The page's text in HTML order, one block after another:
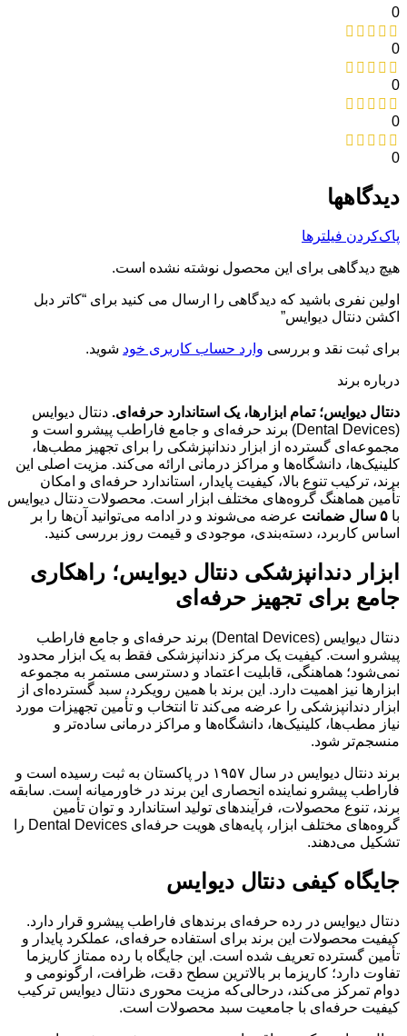
0
0
0
0
0
دیدگاهها
پاک‌کردن فیلترها
هیچ دیدگاهی برای این محصول نوشته نشده است.
اولین نفری باشید که دیدگاهی را ارسال می کنید برای “کاتر دبل
اکشن دنتال دیوایس”
برای ثبت نقد و بررسی وارد حساب کاربری خود شوید.
درباره برند
دنتال دیوایس؛ تمام ابزارها، یک استاندارد حرفه‌ای. دنتال دیوایس
(Dental Devices) برند حرفه‌ای و جامع فاراطب پیشرو است و
مجموعه‌ای گسترده از ابزار دندانپزشکی را برای تجهیز مطب‌ها،
کلینیک‌ها، دانشگاه‌ها و مراکز درمانی ارائه می‌کند. مزیت اصلی این
برند، ترکیب تنوع بالا، کیفیت پایدار، استاندارد حرفه‌ای و امکان
تأمین هماهنگ گروه‌های مختلف ابزار است. محصولات دنتال دیوایس
با ۵ سال ضمانت
عرضه می‌شوند و در ادامه می‌توانید آن‌ها را بر
اساس کاربرد، دسته‌بندی، موجودی و قیمت روز بررسی کنید.
ابزار دندانپزشکی دنتال دیوایس؛ راهکاری
جامع برای تجهیز حرفه‌ای
دنتال دیوایس (Dental Devices) برند حرفه‌ای و جامع فاراطب
پیشرو است. کیفیت یک مرکز دندانپزشکی فقط به یک ابزار محدود
نمی‌شود؛ هماهنگی، قابلیت اعتماد و دسترسی مستمر به مجموعه
ابزارها نیز اهمیت دارد. این برند با همین رویکرد، سبد گسترده‌ای از
ابزار دندانپزشکی را عرضه می‌کند تا انتخاب و تأمین تجهیزات مورد
نیاز مطب‌ها، کلینیک‌ها، دانشگاه‌ها و مراکز درمانی ساده‌تر و
منسجم‌تر شود.
برند دنتال دیوایس در سال ۱۹۵۷ در پاکستان به ثبت رسیده است و
فاراطب پیشرو نماینده انحصاری این برند در خاورمیانه است. سابقه
برند، تنوع محصولات، فرآیندهای تولید استاندارد و توان تأمین
گروه‌های مختلف ابزار، پایه‌های هویت حرفه‌ای Dental Devices را
تشکیل می‌دهند.
جایگاه کیفی دنتال دیوایس
دنتال دیوایس در رده حرفه‌ای برندهای فاراطب پیشرو قرار دارد.
کیفیت محصولات این برند برای استفاده حرفه‌ای، عملکرد پایدار و
تأمین گسترده تعریف شده است. این جایگاه با رده ممتاز کاریزما
تفاوت دارد؛ کاریزما بر بالاترین سطح دقت، ظرافت، ارگونومی و
دوام تمرکز می‌کند، درحالی‌که مزیت محوری دنتال دیوایس ترکیب
کیفیت حرفه‌ای با جامعیت سبد محصولات است.